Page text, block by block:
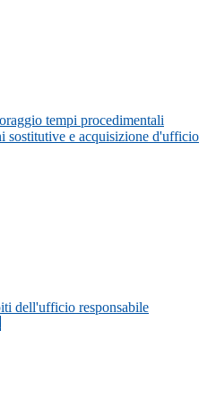
tempi procedimentali
sostitutive e acquisizione d'ufficio
dell'ufficio responsabile